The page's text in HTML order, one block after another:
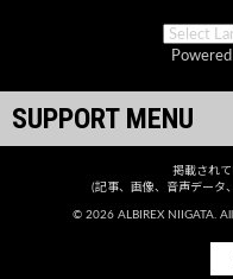
SUPPORT MENU
掲載され
(記事、画像、音声データ
© 2026 ALBIREX NIIGATA.